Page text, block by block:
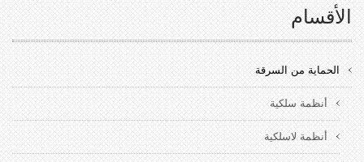
الأقسام
الحماية من السرقة
أنظمة سلكية
أنظمة لاسلكية